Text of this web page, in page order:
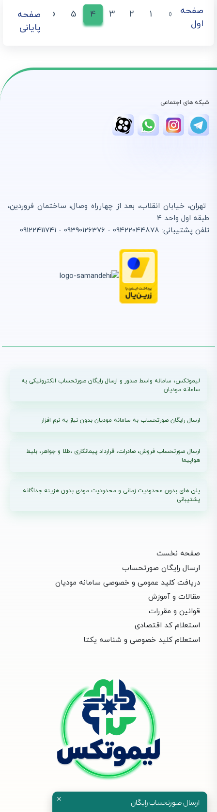
صفحه
اول
«
1
2
3
4
5
»
صفحه
پایانی
شبکه های اجتماعی
تهران، خیابان انقلاب، بعد از چهارراه وصال، ساختمان فروردین،
طبقه اول واحد 4
تلفن پشتیبانی: 09422044878 - 09390126376 - 09122411741
لیموتکس، سامانه واسط صدور و ارسال رایگان صورتحساب الکترونیکی به
سامانه مودیان
ارسال رایگان صورتحساب به سامانه مودیان بدون نیاز به نرم افزار
ارسال صورتحساب فروش، صادرات، قرارداد پیمانکاری ،طلا و جواهر، بلیط
هواپیما
پلن های بدون محدودیت زمانی و محدودیت مودی بدون هزینه جداگانه
پشتیبانی
صفحه نخست
ارسال رایگان صورتحساب
دریافت کلید عمومی و خصوصی سامانه مودیان
مقالات و آموزش
قوانین و مقررات
استعلام کد اقتصادی
استعلام کلید خصوصی و شناسه یکتا
✕ ارسال صورتحساب رایگان